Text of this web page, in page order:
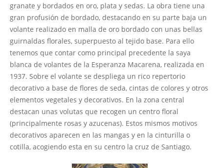
granate y bordados en oro, plata y sedas. La obra tiene una
gran profusión de bordado, destacando en su parte baja un
volante realizado en malla de oro bordado con unas bellas
guirnaldas florales, superpuesto al tejido base. Para ello
tenemos que contar como principal precedente la saya
blanca de volantes de la Esperanza Macarena, realizada en
1937. Sobre el volante se despliega un rico repertorio
decorativo a base de flores de seda, cintas de colores y otros
elementos vegetales y decorativos. En la zona central
destacan unas volutas que recogen un centro floral
(principalmente rosas y azucenas). Estos mismos motivos
decorativos aparecen en las mangas y en la cinturilla o
cotilla, acogiendo esta en su centro la cruz de Santiago.